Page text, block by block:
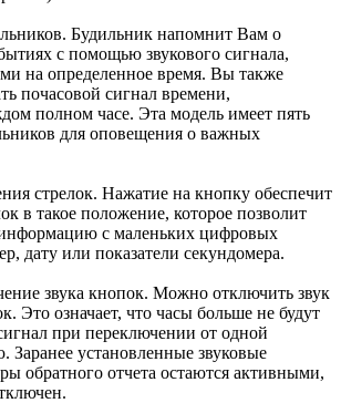
Будильник напомнит Вам о
с помощью звукового сигнала,
на определенное время. Вы также
почасовой сигнал времени,
полном часе. Эта модель имеет пять
для оповещения о важных
стрелок. Нажатие на кнопку обеспечит
в такое положение, которое позволит
с маленьких цифровых
дату или показатели секундомера.
звука кнопок. Можно отключить звук
Это означает, что часы больше не будут
при переключении от одной
Заранее установленные звуковые
обратного отчета остаются активными,